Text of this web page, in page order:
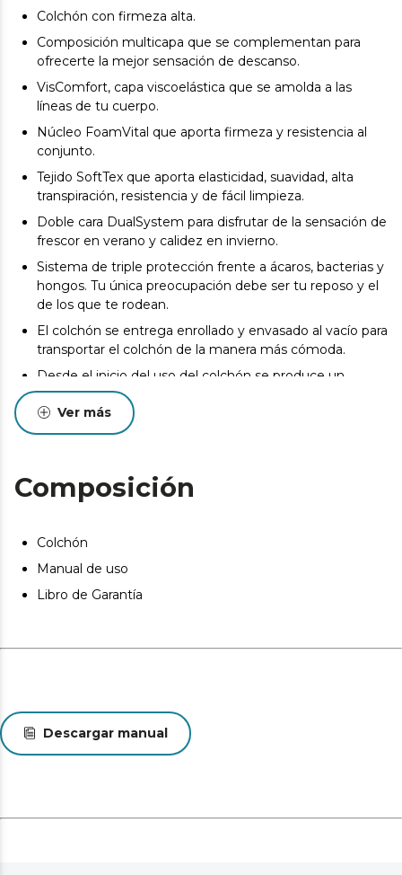
Colchón con firmeza alta.
Composición multicapa que se complementan para
ofrecerte la mejor sensación de descanso.
VisComfort, capa viscoelástica que se amolda a las
líneas de tu cuerpo.
Núcleo FoamVital que aporta firmeza y resistencia al
conjunto.
Tejido SoftTex que aporta elasticidad, suavidad, alta
transpiración, resistencia y de fácil limpieza.
Doble cara DualSystem para disfrutar de la sensación de
frescor en verano y calidez en invierno.
Sistema de triple protección frente a ácaros, bacterias y
hongos. Tu única preocupación debe ser tu reposo y el
de los que te rodean.
El colchón se entrega enrollado y envasado al vacío para
transportar el colchón de la manera más cómoda.
Desde el inicio del uso del colchón se produce un
asentamiento normal de las capas internas que oscila
entre +0/-2 o -3 (norma UNE-EN 1334:1996). Esta
circunstancia, totalmente normal, no da derecho a
Pueden existir leves diferencias entre el producto
mostrado y el entregado en cuanto a color, tejido o
la calidad ni a la utilidad del artículo.
Ver más
Composición
Colchón
Manual de uso
Libro de Garantía
Descargar manual